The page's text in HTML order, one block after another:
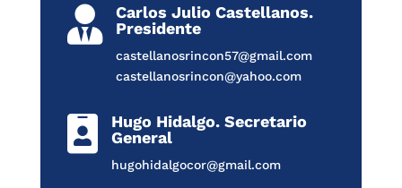

Carlos Julio Castellanos.
Presidente
castellanosrincon57@gmail.com
castellanosrincon@yahoo.com

Hugo Hidalgo. Secretario
General
hugohidalgocor@gmail.com